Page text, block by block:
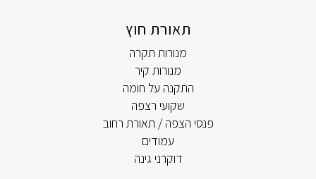
תאורת חוץ
מנורות תקרה
מנורות קיר
התקנה על חומה
שקועי רצפה
פנסי הצפה / תאורת רחוב
עמודים
דוקרני גינה